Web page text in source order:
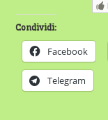
Condividi:
Facebook
Telegram